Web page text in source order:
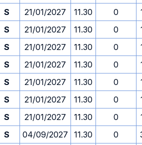
S 21/01/2027 11.30 0
S 21/01/2027 11.30 0
S 21/01/2027 11.30 0
S 21/01/2027 11.30 0
S 21/01/2027 11.30 0
S 21/01/2027 11.30 0
S 21/01/2027 11.30 0
S 04/09/2027 11.30 0